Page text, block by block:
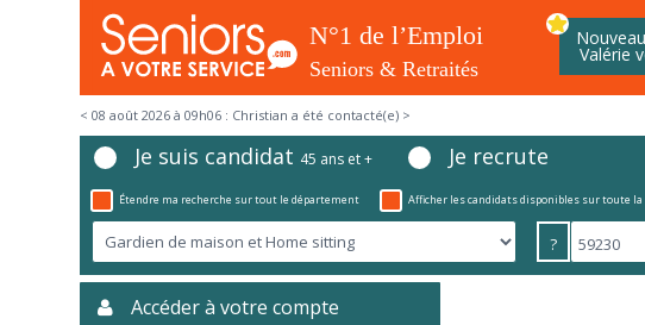
Valérie
< 08 août 2026 à 09h06 : Christian a été contacté(e) >
Je suis candidat 45 ans et + Je recrute
Étendre ma recherche sur tout le département Afficher les candidats disponibles sur toute la
?
Accéder à votre compte